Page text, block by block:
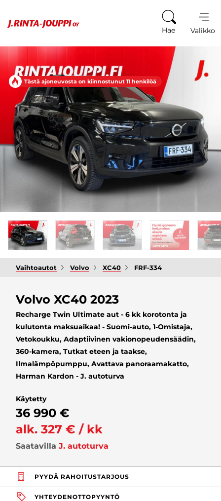
Hae Valikko
Tästä ajoneuvosta on kiinnostunut 11 henkilöä
Vaihtoautot Volvo XC40 FRF-334
Volvo XC40 2023
Recharge Twin Ultimate aut - 6 kk korotonta ja
kulutonta maksuaikaa! - Suomi-auto, 1-Omistaja,
Vetokoukku, Adaptiivinen vakionopeudensäädin,
360-kamera, Tutkat eteen ja taakse,
Ilmalämpöpumppu, Avattava panoraamakatto,
Harman Kardon - J. autoturva
Käytetty
36 990 €
alk. 327 € / kk
Saatavilla J. autoturva
PYYDÄ RAHOITUSTARJOUS
YHTEYDENOTTOPYYNTÖ